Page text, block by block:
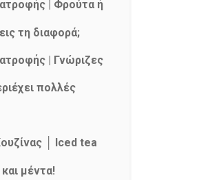
| Φρούτα ή
τη διαφορά;
| Γνώριζες
πολλές
│ Iced tea
μέντα!